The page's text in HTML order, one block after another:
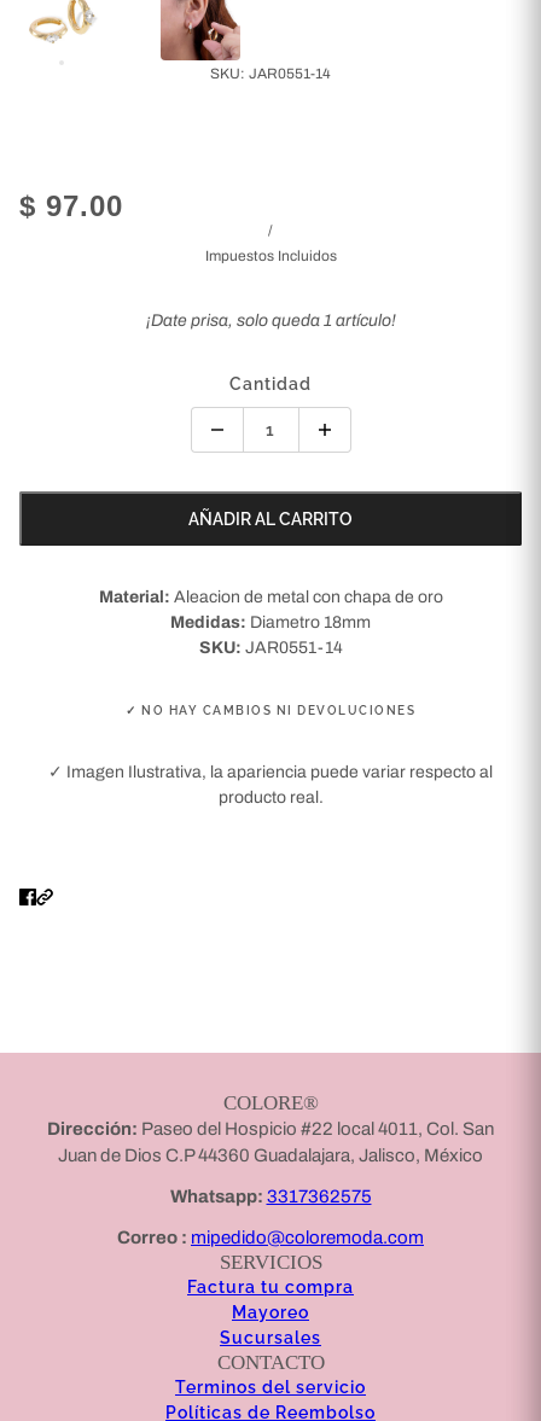
SKU: JAR0551-14
$ 97.00
/
Impuestos Incluidos
¡Date prisa, solo queda 1 artículo!
Cantidad
AÑADIR AL CARRITO
Material: Aleacion de metal con chapa de oro
Medidas: Diametro 18mm
SKU: JAR0551-14
✓ NO HAY CAMBIOS NI DEVOLUCIONES
✓ Imagen Ilustrativa, la apariencia puede variar respecto al
producto real.
COLORE®
Dirección: Paseo del Hospicio #22 local 4011, Col. San
Juan de Dios C.P 44360 Guadalajara, Jalisco, México
Whatsapp: 3317362575
Correo : mipedido@coloremoda.com
SERVICIOS
Factura tu compra
Mayoreo
Sucursales
CONTACTO
Terminos del servicio
Políticas de Reembolso